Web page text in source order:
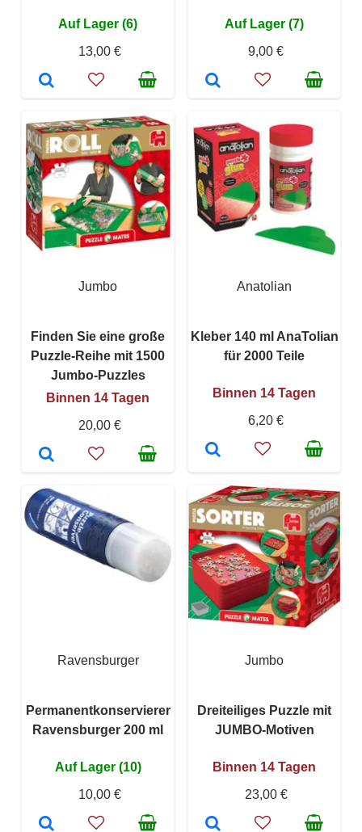
Auf Lager (6)
13,00 €
Auf Lager (7)
9,00 €
Jumbo
Finden Sie eine große
Puzzle-Reihe mit 1500
Jumbo-Puzzles
Binnen 14 Tagen
20,00 €
Anatolian
Kleber 140 ml AnaTolian
für 2000 Teile
Binnen 14 Tagen
6,20 €
Ravensburger
Permanentkonservierer
Ravensburger 200 ml
Auf Lager (10)
10,00 €
Jumbo
Dreiteiliges Puzzle mit
JUMBO-Motiven
Binnen 14 Tagen
23,00 €